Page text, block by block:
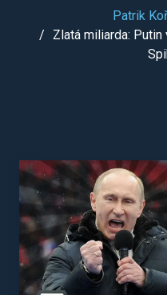
Patrik
Zlatá miliarda: